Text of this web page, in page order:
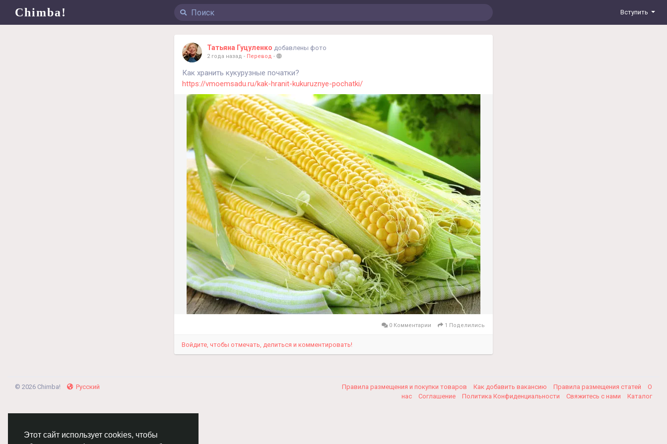
Этот сайт использует cookies, чтобы
Chimba! Вступить
Татьяна Гуцуленко добавлены фото
2 года назад - Перевод -
Как хранить кукурузные початки?
https://vmoemsadu.ru/kak-hranit-kukuruznye-pochatki/
0 Комментарии 1 Поделились
Войдите, чтобы отмечать, делиться и комментировать!
© 2026 Chimba! Русский Правила размещения и покупки товаров Как добавить вакансию Правила размещения статей
О
нас
Соглашение Политика Конфиденциальности Свяжитесь с нами Каталог